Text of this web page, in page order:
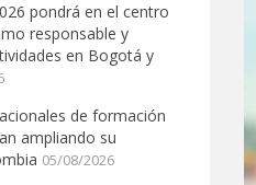
pondrá en el centro
responsable y
en Bogotá y
de formación
ampliando su
05/08/2026